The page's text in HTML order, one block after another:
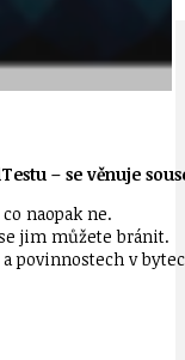
– se věnuje
naopak ne.
jim můžete bránit.
povinnostech v